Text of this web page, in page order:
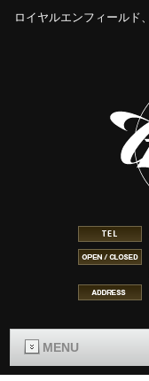
ロイヤルエンフィールド
MENU